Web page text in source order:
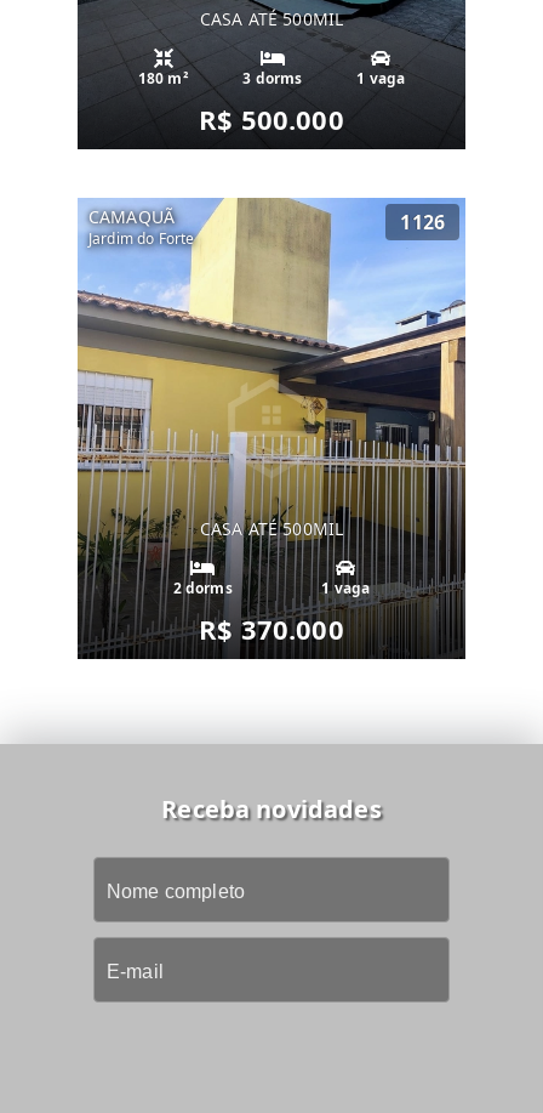
CASA ATÉ 500MIL
180 m² 3 dorms 1 vaga
R$ 500.000
CAMAQUÃ
Jardim do Forte
1126
CASA ATÉ 500MIL
2 dorms 1 vaga
R$ 370.000
Receba novidades